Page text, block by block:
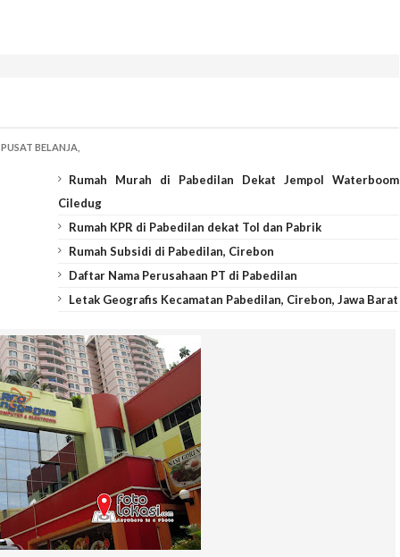
PUSAT BELANJA,
Rumah Murah di Pabedilan Dekat Jempol Waterboom
Ciledug
Rumah KPR di Pabedilan dekat Tol dan Pabrik
Rumah Subsidi di Pabedilan, Cirebon
Daftar Nama Perusahaan PT di Pabedilan
Letak Geografis Kecamatan Pabedilan, Cirebon, Jawa Barat